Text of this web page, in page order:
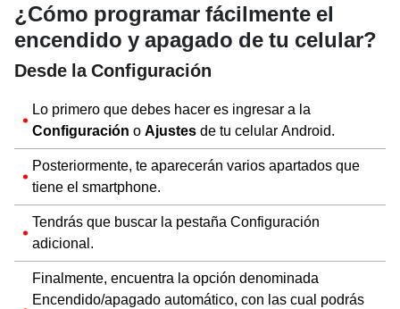
¿Cómo programar fácilmente el
encendido y apagado de tu celular?
Desde la Configuración
Lo primero que debes hacer es ingresar a la
Configuración o Ajustes de tu celular Android.
Posteriormente, te aparecerán varios apartados que
tiene el smartphone.
Tendrás que buscar la pestaña Configuración
adicional.
Finalmente, encuentra la opción denominada
Encendido/apagado automático, con las cual podrás